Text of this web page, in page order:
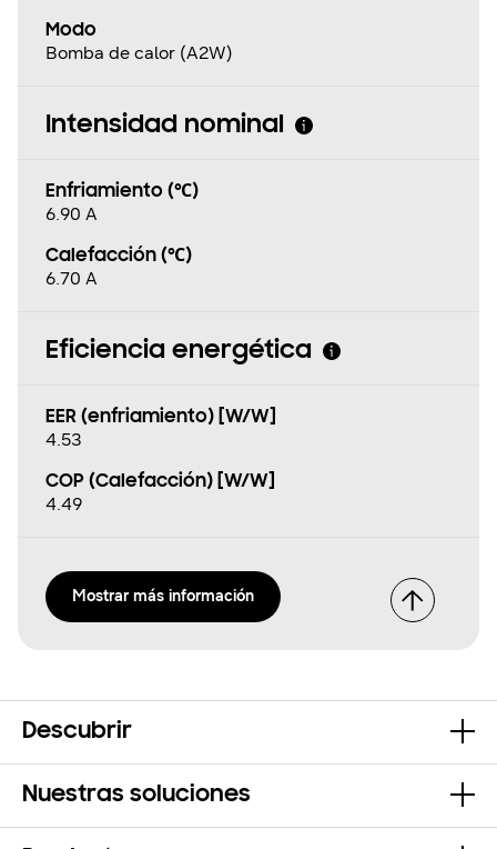
Modo
Bomba de calor (A2W)
Intensidad nominal
Enfriamiento (℃)
6.90 A
Calefacción (℃)
6.70 A
Eficiencia energética
EER (enfriamiento) [W/W]
4.53
COP (Calefacción) [W/W]
4.49
Mostrar más información
Descubrir
Nuestras soluciones